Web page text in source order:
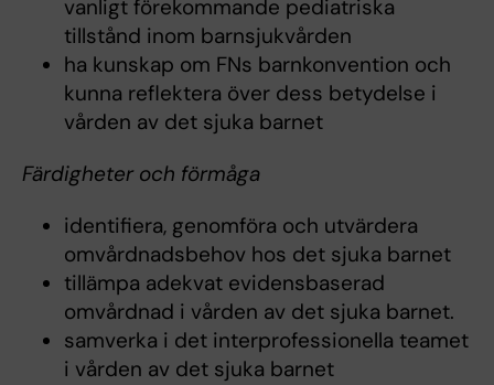
vanligt förekommande pediatriska
tillstånd inom barnsjukvården
ha kunskap om FNs barnkonvention och
kunna reflektera över dess betydelse i
vården av det sjuka barnet
Färdigheter och förmåga
identifiera, genomföra och utvärdera
omvårdnadsbehov hos det sjuka barnet
tillämpa adekvat evidensbaserad
omvårdnad i vården av det sjuka barnet.
samverka i det interprofessionella teamet
i vården av det sjuka barnet